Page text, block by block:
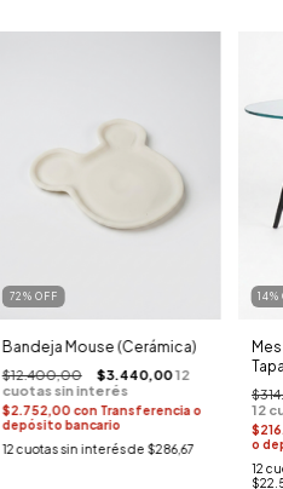
72 % OFF
Bandeja Mouse (Cerámica)
$12.400,00 $3.440,00
$2.752,00 con Transferencia o
depósito bancario
12 cuotas sin interés de $286,67
14%
o
12